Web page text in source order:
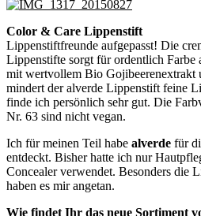
Color & Care Lippenstift
Lippenstiftfreunde aufgepasst! Die
Lippenstifte sorgt für ordentlich Farbe
mit wertvollem Bio Gojibeerenextrakt
mindert der alverde Lippenstift feine
finde ich persönlich sehr gut. Die
Nr. 63 sind nicht vegan.
Ich für meinen Teil habe alverde für
entdeckt. Bisher hatte ich nur
Concealer verwendet. Besonders die
haben es mir angetan.
Wie findet Ihr das neue Sortiment